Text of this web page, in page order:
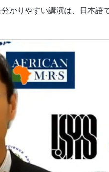
かりやすい講演は、日本語